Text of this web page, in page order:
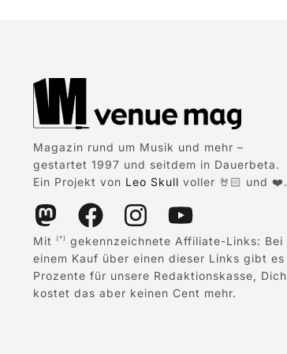
Magazin rund um Musik und mehr –
gestartet 1997 und seitdem in Dauerbeta.
Ein Projekt von Leo Skull voller 🤘🏻 und ❤️.
Mit (*)
gekennzeichnete Affiliate-Links: Bei
einem Kauf über einen dieser Links gibt es
Prozente für unsere Redaktionskasse, Dich
kostet das aber keinen Cent mehr.